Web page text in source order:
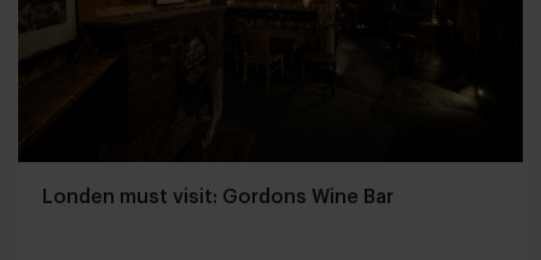
Londen must visit: Gordons Wine Bar